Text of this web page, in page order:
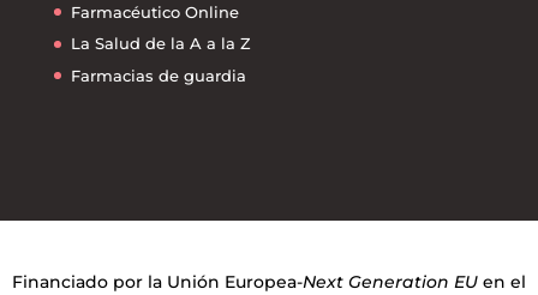
Farmacéutico Online
La Salud de la A a la Z
Farmacias de guardia
Financiado por la Unión Europea-Next Generation EU en el